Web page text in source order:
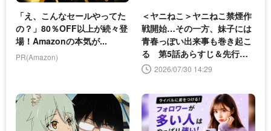
「え、こんなセールやってた
の？」80％OFF以上が続々登
場！Amazonの本気が...
PR(Amazon)
＜ヤニねこ＞ヤニねこ禁煙作
戦開始…その一方、妹子には
青春っぽい出来事も巻き起こ
る 第5話あらすじ＆先行カ
ット公開
2026/07/30 14:29